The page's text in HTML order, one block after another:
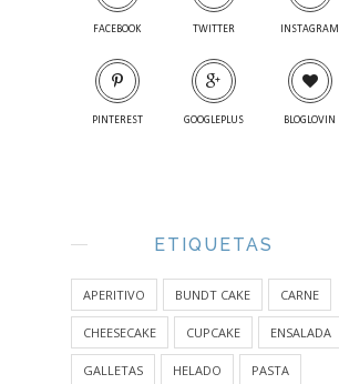
FACEBOOK TWITTER INSTAGRAM
PINTEREST GOOGLEPLUS BLOGLOVIN
ETIQUETAS
APERITIVO BUNDT CAKE CARNE
CHEESECAKE CUPCAKE ENSALADA
GALLETAS HELADO PASTA